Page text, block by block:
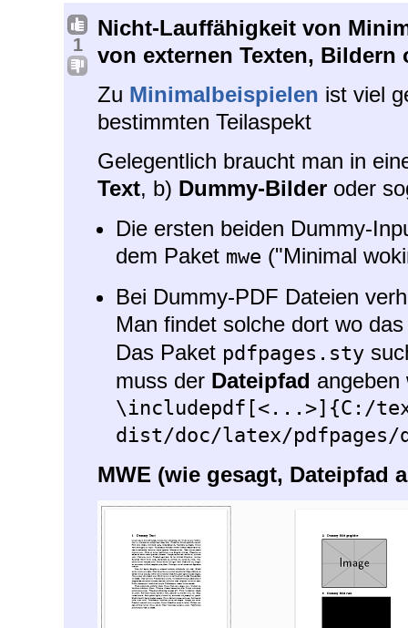
1
Nicht-Lauffähigkeit von
von externen Texten, Bildern
Zu Minimalbeispielen ist viel
bestimmten Teilaspekt
Gelegentlich braucht man in
Text, b) Dummy-Bilder oder
Die ersten beiden Dummy-
dem Paket mwe ("Minimal
Bei Dummy-PDF Dateien
Man findet solche dort wo
Das Paket pdfpages.sty
muss der Dateipfad angeben
\includepdf[<...>]{C:/
dist/doc/latex/pdfpages/
MWE (wie gesagt, Dateipfad